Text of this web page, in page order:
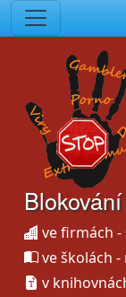
ve firmách
ve školách
v